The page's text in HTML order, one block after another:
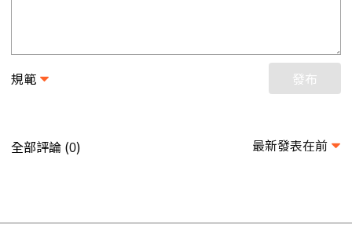
規範 發布
全部評論 (0) 最新發表在前